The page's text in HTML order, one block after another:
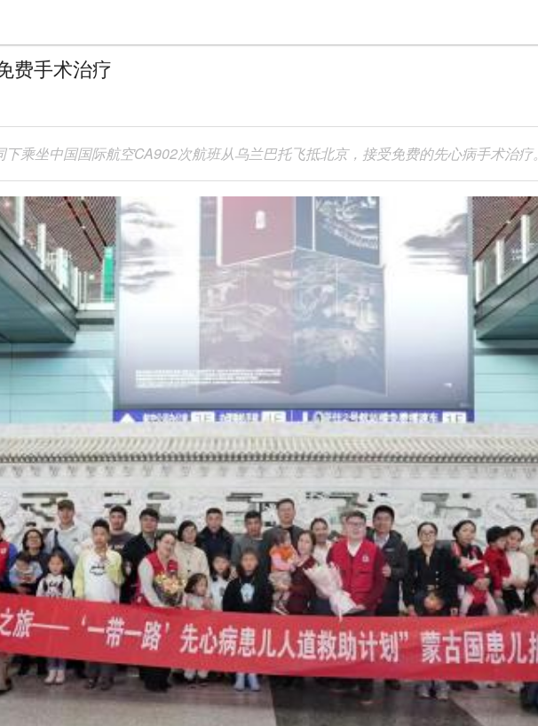
费手术治疗
乘坐中国国际航空CA902次航班从乌兰巴托飞抵北京，接受免费的先心病手术治疗。